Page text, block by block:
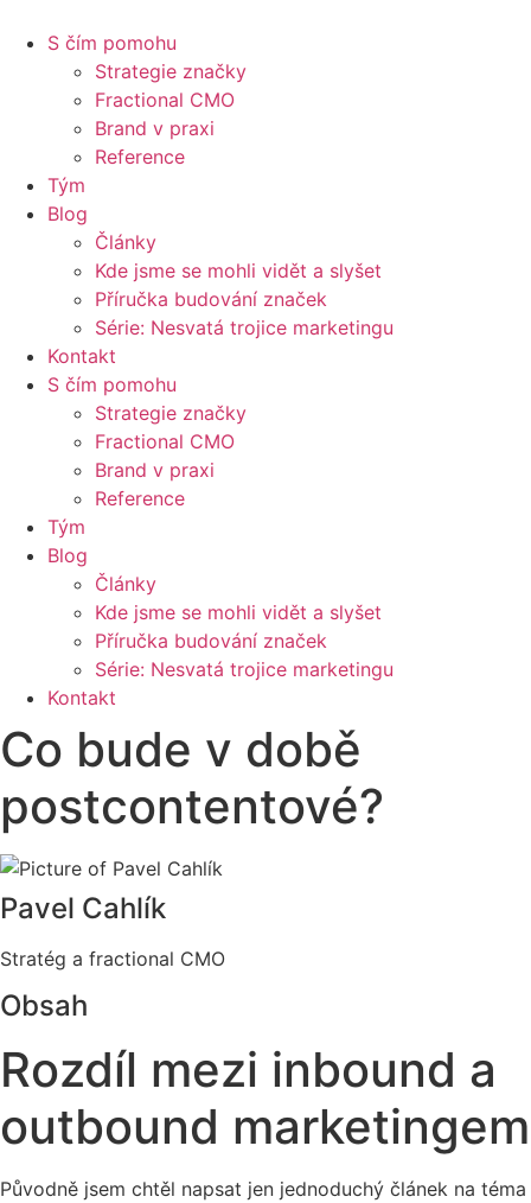
S čím pomohu
Strategie značky
Fractional CMO
Brand v praxi
Reference
Tým
Blog
Články
Kde jsme se mohli vidět a slyšet
Příručka budování značek
Série: Nesvatá trojice marketingu
Kontakt
S čím pomohu
Strategie značky
Fractional CMO
Brand v praxi
Reference
Tým
Blog
Články
Kde jsme se mohli vidět a slyšet
Příručka budování značek
Série: Nesvatá trojice marketingu
Kontakt
Co bude v době
postcontentové?
Pavel Cahlík
Stratég a fractional CMO
Obsah
Rozdíl mezi inbound a
outbound marketingem
Původně jsem chtěl napsat jen jednoduchý článek na téma